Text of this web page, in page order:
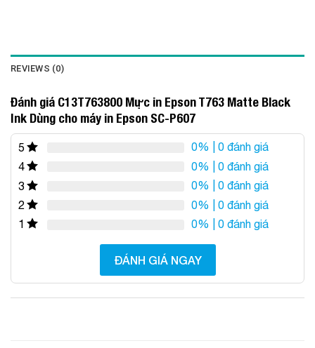
REVIEWS (0)
Đánh giá C13T763800 Mực in Epson T763 Matte Black
Ink Dùng cho máy in Epson SC-P607
5 0% | 0 đánh giá
4
0% | 0 đánh giá
3
0% | 0 đánh giá
2
0% | 0 đánh giá
1
0% | 0 đánh giá
ĐÁNH GIÁ NGAY